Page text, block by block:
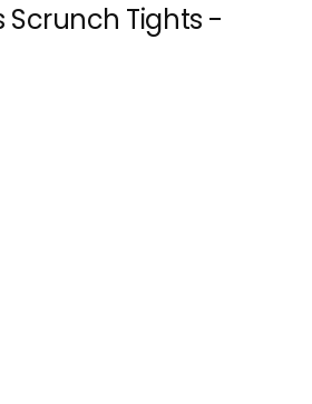
Scrunch Tights -